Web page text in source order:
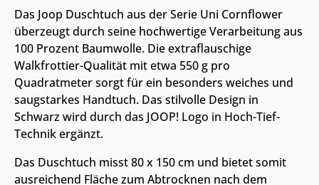
Das Joop Duschtuch aus der Serie Uni Cornflower
überzeugt durch seine hochwertige Verarbeitung aus
100 Prozent Baumwolle. Die extraflauschige
Walkfrottier-Qualität mit etwa 550 g pro
Quadratmeter sorgt für ein besonders weiches und
saugstarkes Handtuch. Das stilvolle Design in
Schwarz wird durch das JOOP! Logo in Hoch-Tief-
Technik ergänzt.
Das Duschtuch misst 80 x 150 cm und bietet somit
ausreichend Fläche zum Abtrocknen nach dem